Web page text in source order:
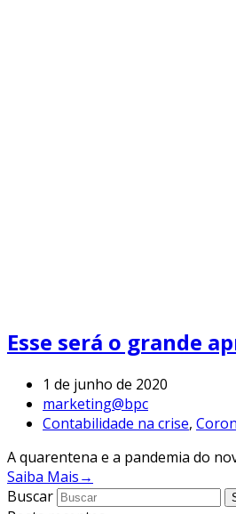
Esse será o grande
1 de junho de 2020
marketing@bpc
Contabilidade na crise,
A quarentena e a pandemia do
Saiba Mais→
Buscar